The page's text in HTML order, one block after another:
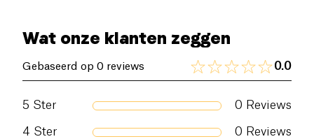
Wat onze klanten zeggen
Gebaseerd op 0 reviews 0.0
5 Ster 0 Reviews
4 Ster 0 Reviews